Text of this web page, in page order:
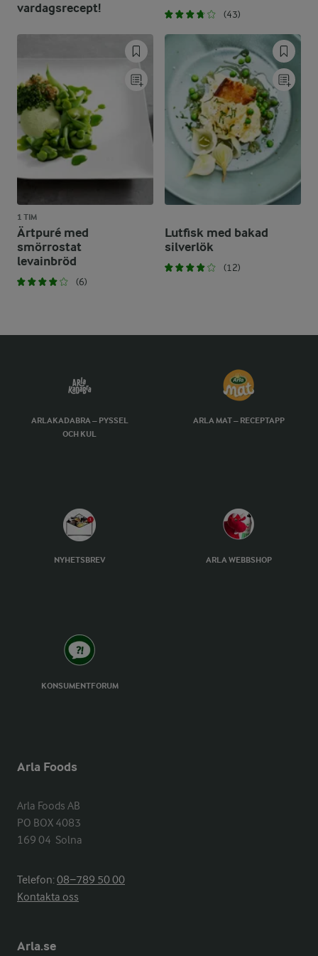
vardagsrecept!
(43)
1 TIM
Ärtpuré med
smörrostat
levainbröd
(6)
Lutfisk med bakad
silverlök
(12)
ARLAKADABRA – PYSSEL
OCH KUL
ARLA MAT – RECEPTAPP
NYHETSBREV ARLA WEBBSHOP
KONSUMENTFORUM
Arla Foods
Arla Foods AB
PO BOX 4083
169 04  Solna
Telefon:08−789 50 00
Kontakta oss
Arla.se